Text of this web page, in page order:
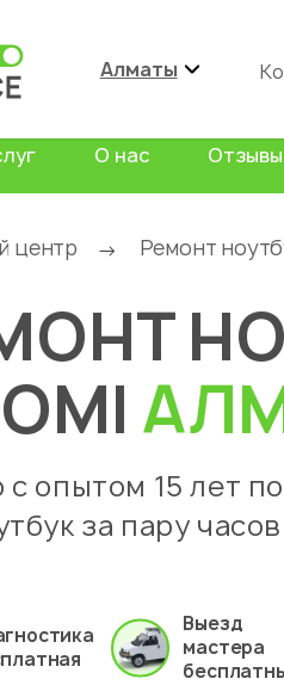
Алматы
О нас Отзывы
центр → Ремонт
с опытом 15 лет
за пару
Выезд
мастера